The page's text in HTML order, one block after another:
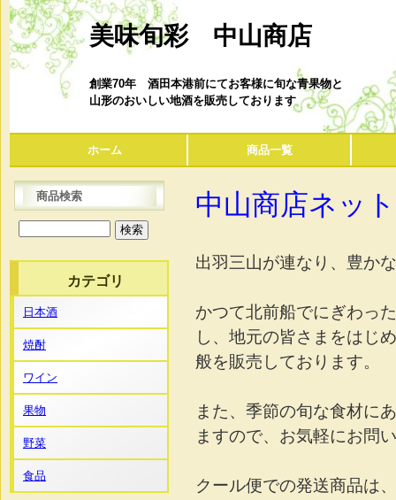
美味旬彩 中山商店
創業70年 酒田本港前にてお客様に旬な青果物と
山形のおいしい地酒を販売しております
ホーム 商品一覧
中山商店ネッ
出羽三山が連なり、豊か
かつて北前船でにぎわっ
し、地元の皆さまをはじ
般を販売しております。
また、季節の旬な食材に
ますので、お気軽にお問
クール便での発送商品は
商品検索
カテゴリ
日本酒
焼酎
ワイン
果物
野菜
食品